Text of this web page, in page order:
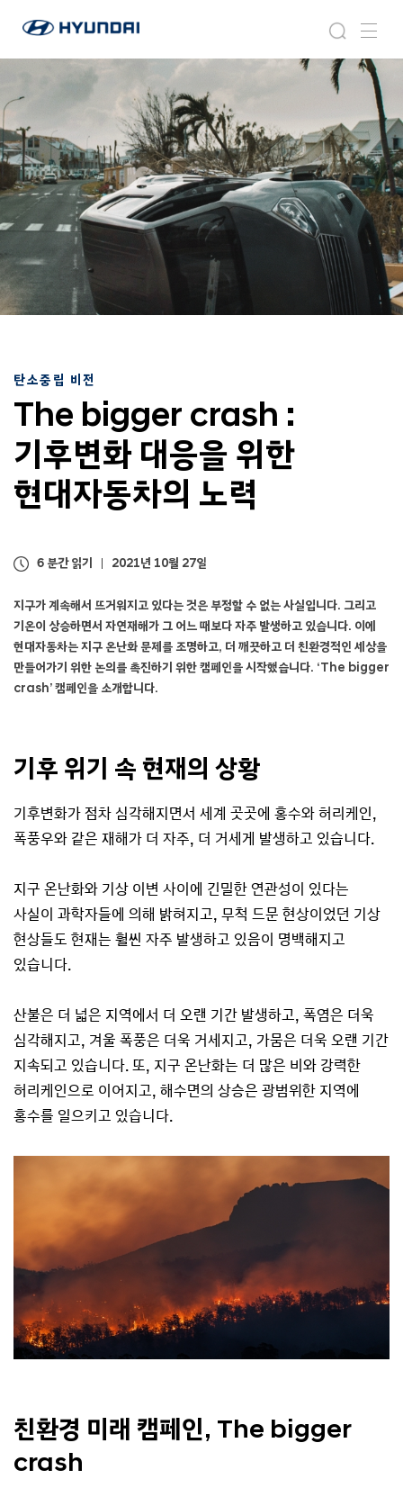
지
한
비
전
자
동
차
월
드
와
이
드
글
로
벌
네
비
게
검
색
메
뉴
탄소중립 비전
The bigger crash :
기후변화 대응을 위한
현대자동차의 노력
6 분간 읽기 2021년 10월 27일
지구가 계속해서 뜨거워지고 있다는 것은 부정할 수 없는 사실입니다. 그리고
기온이 상승하면서 자연재해가 그 어느 때보다 자주 발생하고 있습니다. 이에
현대자동차는 지구 온난화 문제를 조명하고, 더 깨끗하고 더 친환경적인 세상을
만들어가기 위한 논의를 촉진하기 위한 캠페인을 시작했습니다. ‘The bigger
crash’ 캠페인을 소개합니다.
기후 위기 속 현재의 상황
기후변화가 점차 심각해지면서 세계 곳곳에 홍수와 허리케인,
폭풍우와 같은 재해가 더 자주, 더 거세게 발생하고 있습니다.
지구 온난화와 기상 이변 사이에 긴밀한 연관성이 있다는
사실이 과학자들에 의해 밝혀지고, 무척 드문 현상이었던 기상
현상들도 현재는 훨씬 자주 발생하고 있음이 명백해지고
있습니다.
산불은 더 넓은 지역에서 더 오랜 기간 발생하고, 폭염은 더욱
심각해지고, 겨울 폭풍은 더욱 거세지고, 가뭄은 더욱 오랜 기간
지속되고 있습니다. 또, 지구 온난화는 더 많은 비와 강력한
허리케인으로 이어지고, 해수면의 상승은 광범위한 지역에
홍수를 일으키고 있습니다.
친환경 미래 캠페인, The bigger
crash